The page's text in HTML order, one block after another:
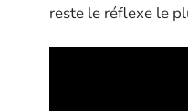
reste le réflexe le